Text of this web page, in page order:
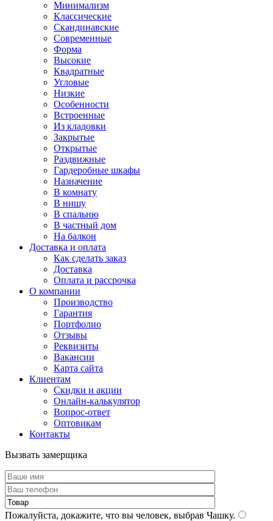
Минимализм
Классические
Скандинавские
Современные
Форма
Высокие
Квадратные
Угловые
Низкие
Особенности
Встроенные
Из кладовки
Закрытые
Открытые
Раздвижные
Гардеробные шкафы
Назначение
В комнату
В нишу
В спальню
В частный дом
На балкон
Доставка и оплата
Как сделать заказ
Доставка
Оплата и рассрочка
О компании
Производство
Гарантия
Портфолио
Отзывы
Реквизиты
Вакансии
Карта сайта
Клиентам
Скидки и акции
Онлайн-калькулятор
Вопрос-ответ
Оптовикам
Контакты
Вызвать замерщика
Пожалуйста, докажите, что вы человек, выбрав Чашку.